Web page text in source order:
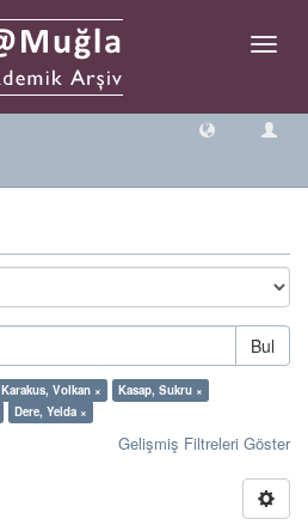
Geçiş
Bul
Karakus, Volkan ×
Kasap, Sukru ×
Dere, Yelda ×
Gelişmiş Filtreleri Göster